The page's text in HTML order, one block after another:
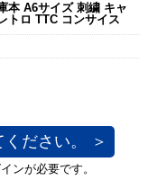
本 A6サイズ 刺繍 キャ
トロ TTC コンサイス
ださい。 ＞